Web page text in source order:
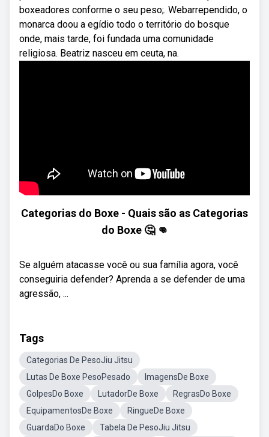
boxeadores conforme o seu peso;. Webarrependido, o
monarca doou a egídio todo o território do bosque
onde, mais tarde, foi fundada uma comunidade
religiosa. Beatriz nasceu em ceuta, na.
Categorias do Boxe - Quais são as Categorias
do Boxe 🤔 👊
Se alguém atacasse você ou sua família agora, você
conseguiria defender? Aprenda a se defender de uma
agressão, ...
Tags
Categorias De PesoJiu Jitsu
Lutas De Boxe PesoPesado
ImagensDe Boxe
GolpesDo Boxe
LutadorDe Boxe
RegrasDo Boxe
EquipamentosDe Boxe
RingueDe Boxe
GuardaDo Boxe
Tabela De PesoJiu Jitsu